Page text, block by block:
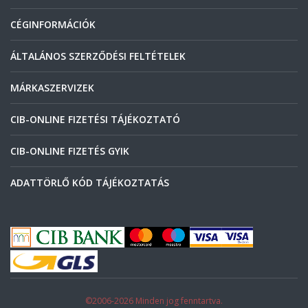
CÉGINFORMÁCIÓK
ÁLTALÁNOS SZERZŐDÉSI FELTÉTELEK
MÁRKASZERVIZEK
CIB-ONLINE FIZETÉSI TÁJÉKOZTATÓ
CIB-ONLINE FIZETÉS GYIK
ADATTÖRLŐ KÓD TÁJÉKOZTATÁS
©2006-2026 Minden jog fenntartva.